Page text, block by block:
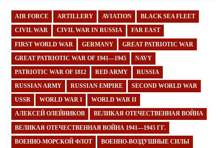
AIR FORCE ARTILLERY AVIATION BLACK SEA FLEET
CIVIL WAR CIVIL WAR IN RUSSIA FAR EAST
FIRST WORLD WAR GERMANY GREAT PATRIOTIC WAR
GREAT PATRIOTIC WAR OF 1941—1945 NAVY
PATRIOTIC WAR OF 1812 RED ARMY RUSSIA
RUSSIAN ARMY RUSSIAN EMPIRE SECOND WORLD WAR
USSR WORLD WAR I WORLD WAR II
АЛЕКСЕЙ ОЛЕЙНИКОВ ВЕЛИКАЯ ОТЕЧЕСТВЕННАЯ ВОЙНА
ВЕЛИКАЯ ОТЕЧЕСТВЕННАЯ ВОЙНА 1941—1945 ГГ.
ВОЕННО-МОРСКОЙ ФЛОТ ВОЕННО-ВОЗДУШНЫЕ СИЛЫ